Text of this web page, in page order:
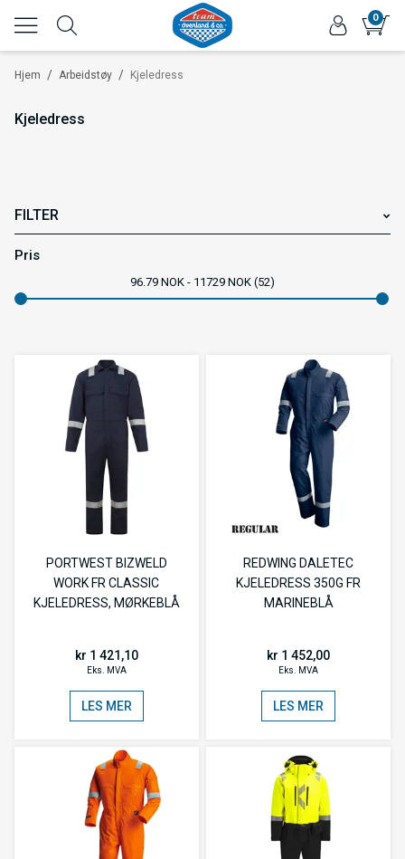
0
/
Hjem /
Arbeidstøy Kjeledress
Kjeledress
FILTER
Kjønn
Varemerke
Pris
96.79 NOK 11729 NOK 52
PORTWEST BIZWELD
WORK FR CLASSIC
KJELEDRESS, MØRKEBLÅ
kr 1 421,10
Eks. MVA
LES MER
REDWING DALETEC
KJELEDRESS 350G FR
MARINEBLÅ
kr 1 452,00
Eks. MVA
LES MER